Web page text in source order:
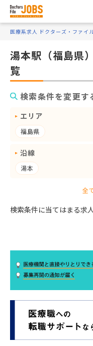
医療系求人 ドクターズ・ファイ
湯本駅（福島県
覧
検索条件を変更す
エリア
福島県
沿線
湯本
検索条件に当てはまる求